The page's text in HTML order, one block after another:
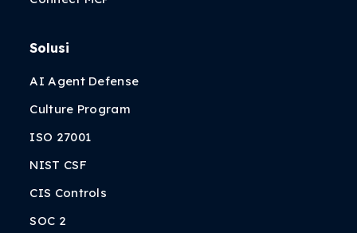
Solusi
AI Agent Defense
Culture Program
ISO 27001
NIST CSF
CIS Controls
SOC 2